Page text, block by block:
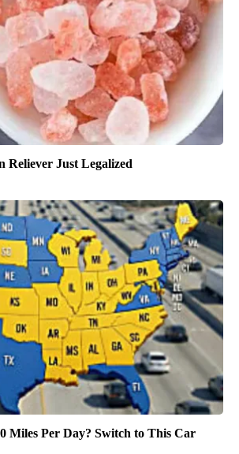
Reliever Just Legalized
Miles Per Day? Switch to This Car